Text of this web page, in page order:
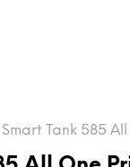
Smart Tank 585